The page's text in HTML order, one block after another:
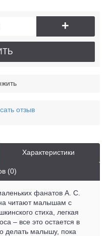
+
отзыв
Характеристики
(0)
фанатов А. С.
читают малышам с
стиха, легкая
– все это остается в
делать малышу, пока